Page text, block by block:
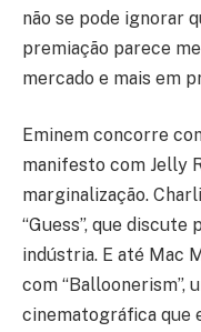
não se pode ignorar
premiação parece
mercado e mais em
Eminem concorre
manifesto com Jelly
marginalização.
“Guess”, que
indústria. E até Mac
com “Balloonerism”,
cinematográfica que